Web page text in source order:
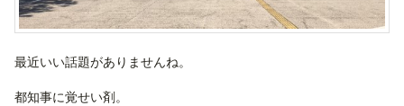
最近いい話題がありませんね。
都知事に覚せい剤。